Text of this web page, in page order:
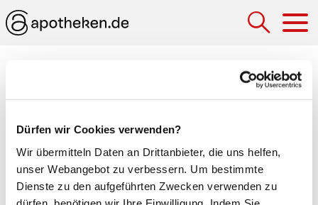
Dürfen wir Cookies verwenden?
Wir übermitteln Daten an Drittanbieter, die uns helfen,
unser Webangebot zu verbessern. Um bestimmte
Dienste zu den aufgeführten Zwecken verwenden zu
Afterloading-Verfahren
(Nachladetechnik)
Strahlentherapie zur Therapie von bösartigen
Tumoren von Scheide und Gebärmutter. Der Arzt
führt eine Hohlsonde in die Scheide ein und
kontrolliert ihre Lage. Anschließend gibt er eine